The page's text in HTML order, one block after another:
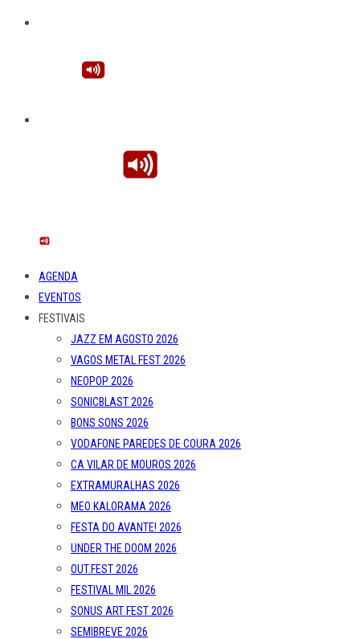
AGENDA
EVENTOS
FESTIVAIS
JAZZ EM AGOSTO 2026
VAGOS METAL FEST 2026
NEOPOP 2026
SONICBLAST 2026
BONS SONS 2026
VODAFONE PAREDES DE COURA 2026
CA VILAR DE MOUROS 2026
EXTRAMURALHAS 2026
MEO KALORAMA 2026
FESTA DO AVANTE! 2026
UNDER THE DOOM 2026
OUT.FEST 2026
FESTIVAL MIL 2026
SONUS ART FEST 2026
SEMIBREVE 2026